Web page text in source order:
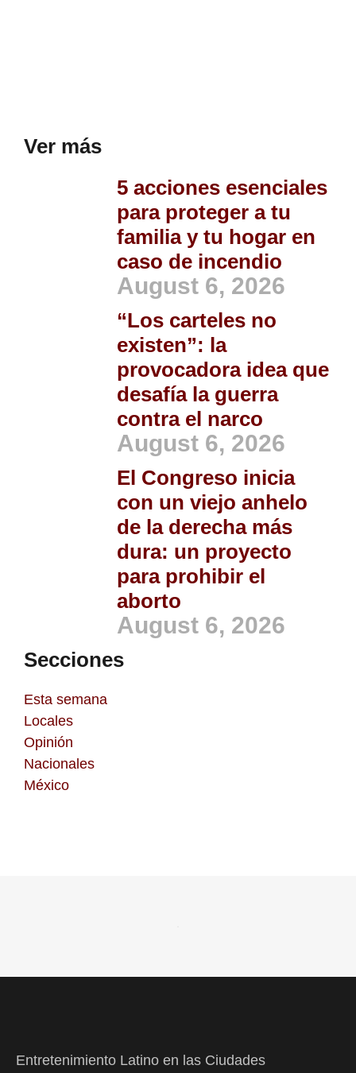
Ver más
5 acciones esenciales
para proteger a tu
familia y tu hogar en
caso de incendio
August 6, 2026
“Los carteles no
existen”: la
provocadora idea que
desafía la guerra
contra el narco
August 6, 2026
El Congreso inicia
con un viejo anhelo
de la derecha más
dura: un proyecto
para prohibir el
aborto
August 6, 2026
Secciones
Esta semana
Locales
Opinión
Nacionales
México
Entretenimiento Latino en las Ciudades